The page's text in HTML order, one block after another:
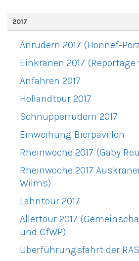
2017
Anrudern 2017 (Honnef-
Einkranen 2017 (Reportage
Anfahren 2017
Hollandtour 2017
Schnupperrudern 2017
Einweihung Bierpavillon
Rheinwoche 2017 (Gaby
Rheinwoche 2017
Wilms)
Lahntour 2017
Allertour 2017
und CfWP)
Überführungsfahrt der